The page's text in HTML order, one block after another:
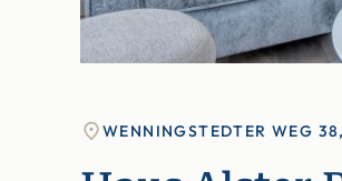
WENNINGSTEDTER WEG